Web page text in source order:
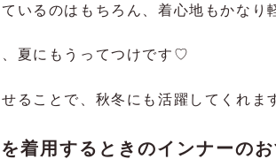
いるのはもちろん、着心地もかなり
夏にもうってつけです♡
ることで、秋冬にも活躍してくれま
着用するときのインナーの